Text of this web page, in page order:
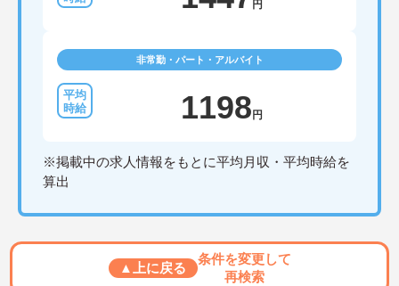
円
非常勤・パート・アルバイト
1198 円
※掲載中の求人情報をもとに平均月収・平均時給を
算出
▲上に戻る
条件を変更して
再検索